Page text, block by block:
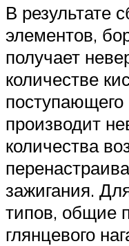
В результате
элементов,
получает
количестве
производит
количества
зажигания.
типов, общие
глянцевого